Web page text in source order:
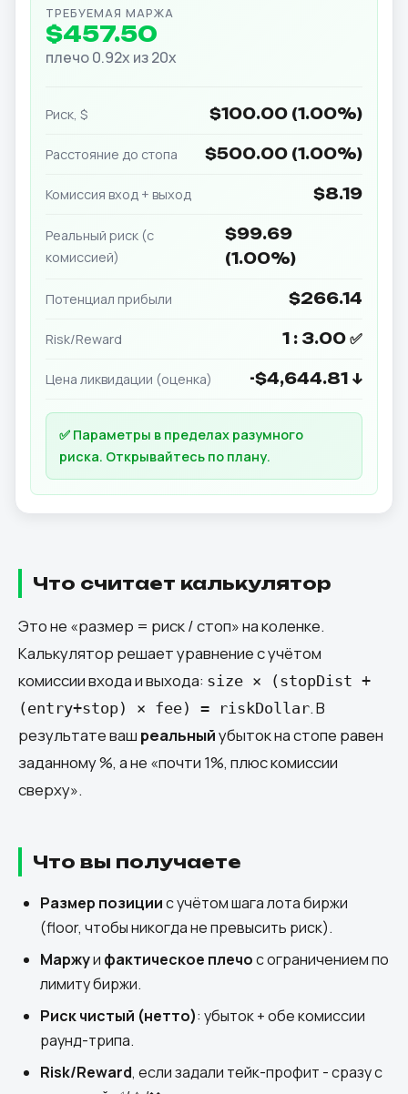
ТРЕБУЕМАЯ МАРЖА
$457.50
плечо 0.92x из 20x
Риск, $ $100.00 (1.00%)
Расстояние до стопа $500.00 (1.00%)
Комиссия вход + выход $8.19
Реальный риск (с
комиссией)
$99.69
(1.00%)
Потенциал прибыли $266.14
Risk/Reward 1 : 3.00 ✅
Цена ликвидации (оценка) -$4,644.81 ↓
✅ Параметры в пределах разумного
риска. Открывайтесь по плану.
Что считает калькулятор
Это не «размер = риск / стоп» на коленке.
Калькулятор решает уравнение с учётом
комиссии входа и выхода: size × (stopDist +
(entry+stop) × fee) = riskDollar. В
результате ваш реальныйубыток на стопе равен
заданному %, а не «почти 1%, плюс комиссии
сверху».
Что вы получаете
Размер позициис учётом шага лота биржи
(floor, чтобы никогда не превысить риск).
Маржуи фактическое плечос ограничением по
лимиту биржи.
Риск чистый (нетто): убыток + обе комиссии
раунд-трипа.
Risk/Reward, если задали тейк-профит - сразу с